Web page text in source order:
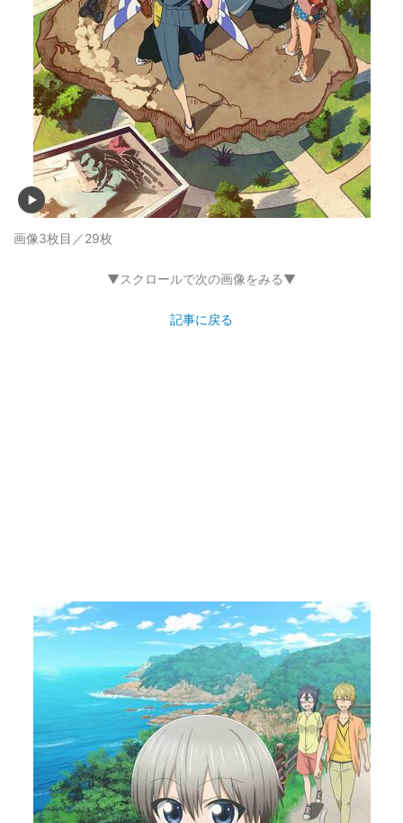
画像3枚目／29枚
▼スクロールで次の画像をみる▼
記事に戻る